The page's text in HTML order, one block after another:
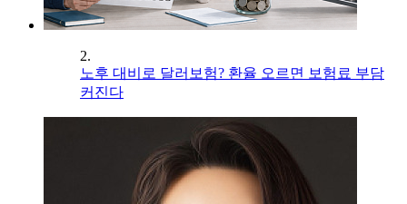
2.
노후 대비로 달러보험? 환율 오르면 보험료 부담
커진다